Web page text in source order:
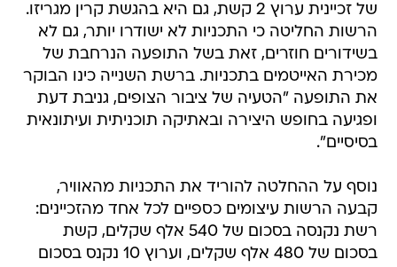
של זכיינית ערוץ 2 קשת, גם היא בהגשת קרין מגריזו.
הרשות החליטה כי התכניות לא ישודרו יותר, גם לא
בשידורים חוזרים, זאת בשל התופעה הנרחבת של
מכירת האייטמים בתכניות. ברשת השנייה כינו הבוקר
את התופעה "הטעיה של ציבור הצופים, גניבת דעת
ופגיעה בחופש היצירה ובאתיקה תוכניתית ועיתונאית
בסיסיים".
נוסף על ההחלטה להוריד את התכניות מהאוויר,
קבעה הרשות עיצומים כספיים לכל אחד מהזכיינים:
רשת נקנסה בסכום של 540 אלף שקלים, קשת
בסכום של 480 אלף שקלים, וערוץ 10 נקנס בסכום